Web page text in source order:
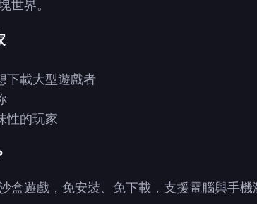
世界。
下載大型遊戲者
性的玩家
盒遊戲，免安裝、免下載，支援電腦與手機